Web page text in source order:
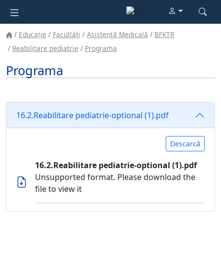
Educație Facultăţi Asistenţă Medicală
BFKTR
Reabilitare pediatrie
Programa
Programa
16.2.Reabilitare pediatrie-optional (1).pdf
Descarcă
16.2.Reabilitare pediatrie-optional (1).pdf
Unsupported format. Please download the
file to view it